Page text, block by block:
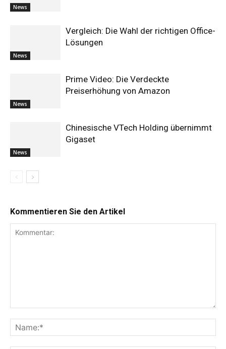
News
News
Vergleich: Die Wahl der richtigen Office-
Lösungen
News
Prime Video: Die Verdeckte
Preiserhöhung von Amazon
News
Chinesische VTech Holding übernimmt
Gigaset
Kommentieren Sie den Artikel